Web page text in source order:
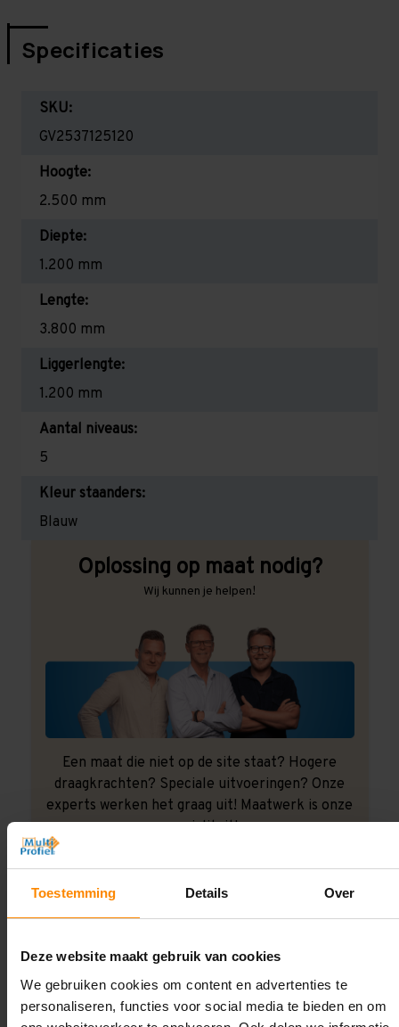
Toestemming Details Over
Deze website maakt gebruik van cookies
We gebruiken cookies om content en advertenties te
personaliseren, functies voor social media te bieden en om
Specificaties
SKU:
GV2537125120
Hoogte:
2.500 mm
Diepte:
1.200 mm
Lengte:
3.800 mm
Liggerlengte:
1.200 mm
Aantal niveaus:
5
Kleur staanders:
Blauw
Oplossing op maat nodig?
Wij kunnen je helpen!
Een maat die niet op de site staat? Hogere
draagkrachten? Speciale uitvoeringen? Onze
experts werken het graag uit! Maatwerk is onze
specialiteit!
Contact met specialist
Montage uitbesteden?